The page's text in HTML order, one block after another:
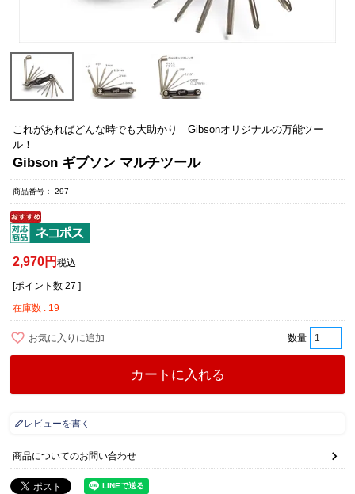
これがあればどんな時でも大助かり Gibsonオリジナルの万能ツー
ル！
Gibson ギブソン マルチツール
商品番号 297
2,970 税込
[ポイント数 27 ]
在庫数
19
お気に入りに追加
カートに入れる
レビューを書く
商品についてのお問い合わせ